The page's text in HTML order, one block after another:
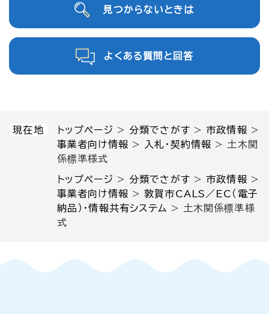
現在地 トップページ >分類でさがす >市政情報 >
事業者向け情報 > 入札・契約情報 > 土木関
係標準様式
トップページ >分類でさがす >市政情報 >
事業者向け情報 >敦賀市CALS／EC（電子
納品）・情報共有システム
> 土木関係標準様
式
見つからないときは
よくある質問と回答